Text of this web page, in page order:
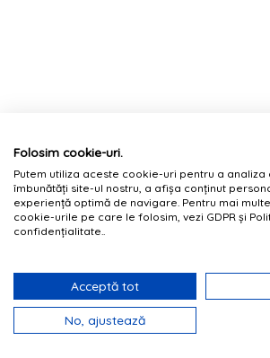
Folosim cookie-uri.
Putem utiliza aceste cookie-uri pentru a
îmbunătăți site-ul nostru, a afișa conținut
experiență optimă de navigare. Pentru mai
cookie-urile pe care le folosim, vezi GDPR și
confidențialitate..
Acceptă tot
No, ajustează